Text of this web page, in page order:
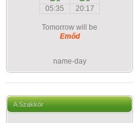
05:35 20:17
Tomorrow will be
Emőd
name-day
A Szakkör